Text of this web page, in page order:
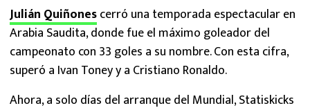
Julián Quiñonescerró una temporada espectacular en
Arabia Saudita, donde fue el máximo goleador del
campeonato con 33 goles a su nombre. Con esta cifra,
superó a Ivan Toney y a Cristiano Ronaldo.
Ahora, a solo días del arranque del Mundial, Statiskicks